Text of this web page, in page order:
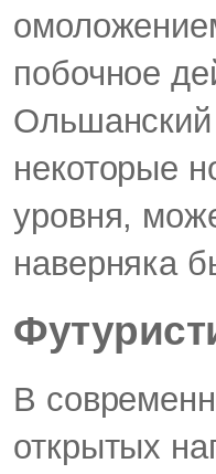
побочное
Ольшанский
некоторые
уровня,
наверняка
В
открытых